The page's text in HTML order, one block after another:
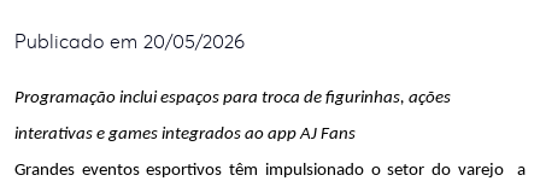
Publicado em 20/05/2026
Programação inclui espaços para troca de figurinhas, ações
interativas e games integrados ao app AJ Fans
Grandes eventos esportivos têm impulsionado o setor do varejo  a